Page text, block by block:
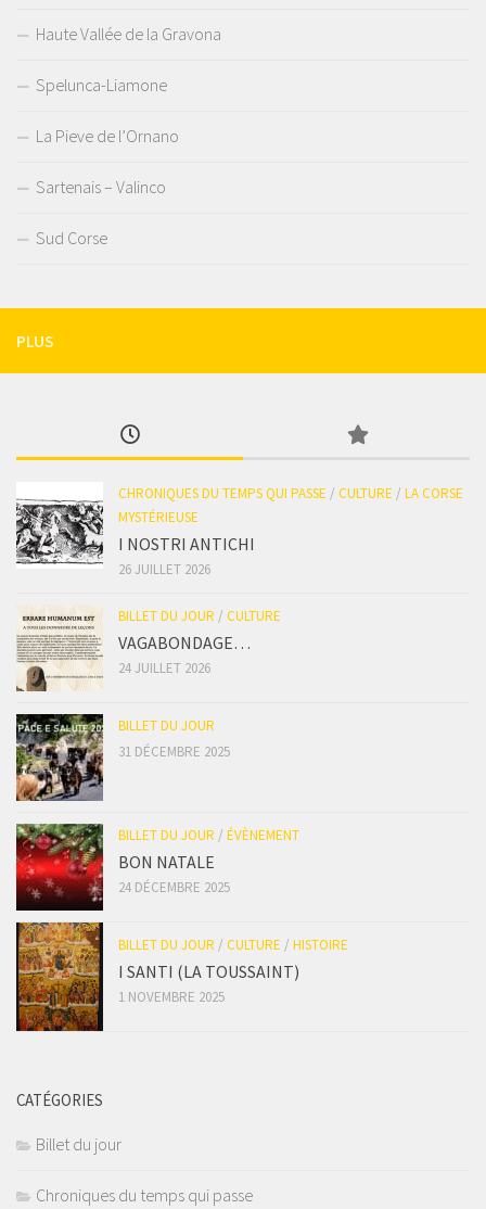
Haute Vallée de la Gravona
Spelunca-Liamone
La Pieve de l’Ornano
Sartenais – Valinco
Sud Corse
PLUS
CHRONIQUES DU TEMPS QUI PASSE / CULTURE / LA CORSE
MYSTÉRIEUSE
I NOSTRI ANTICHI
26 JUILLET 2026
BILLET DU JOUR / CULTURE
VAGABONDAGE…
24 JUILLET 2026
BILLET DU JOUR
31 DÉCEMBRE 2025
BILLET DU JOUR / ÉVÈNEMENT
BON NATALE
24 DÉCEMBRE 2025
BILLET DU JOUR / CULTURE / HISTOIRE
I SANTI (LA TOUSSAINT)
1 NOVEMBRE 2025
CATÉGORIES
Billet du jour
Chroniques du temps qui passe